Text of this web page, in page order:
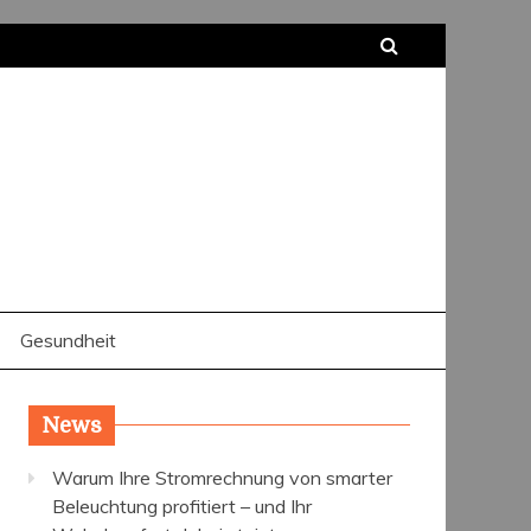
Gesundheit
News
Warum Ihre Stromrechnung von smarter
Beleuchtung profitiert – und Ihr